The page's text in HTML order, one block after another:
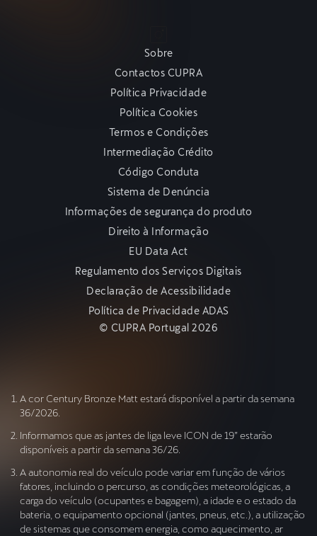
Sobre
Contactos CUPRA
Política Privacidade
Política Cookies
Termos e Condições
Intermediação Crédito
Código Conduta
Sistema de Denúncia
Informações de segurança do produto
Direito à Informação
EU Data Act
Regulamento dos Serviços Digitais
Declaração de Acessibilidade
Política de Privacidade ADAS
© CUPRA Portugal 2026
A cor Century Bronze Matt estará disponível a partir da semana
36/2026.
Informamos que as jantes de liga leve ICON de 19” estarão
disponíveis a partir da semana 36/26.
A autonomia real do veículo pode variar em função de vários
fatores, incluindo o percurso, as condições meteorológicas, a
carga do veículo (ocupantes e bagagem), a idade e o estado da
bateria, o equipamento opcional (jantes, pneus, etc.), a utilização
de sistemas que consomem energia, como aquecimento, ar